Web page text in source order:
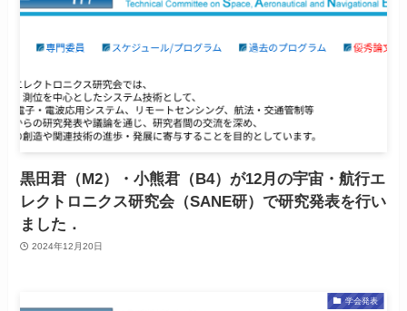
黒田君（M2）・小熊君（B4）が12月の宇宙・航行エ
レクトロニクス研究会（SANE研）で研究発表を行い
ました．
2024年12月20日
学会発表